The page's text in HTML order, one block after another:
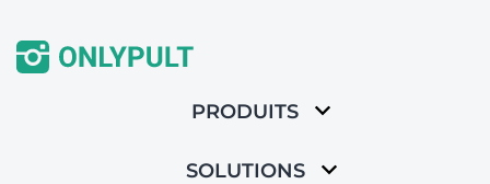
PRODUITS
SOLUTIONS